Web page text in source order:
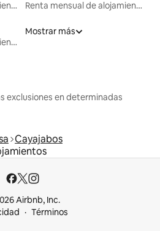
Renta mensual de alojamientos
Renta mensual de alojamientos
Renta mensual de alojamientos
Mostrar más
exclusiones en determinadas
Cayajabos
Airbnb, Inc.
Términos